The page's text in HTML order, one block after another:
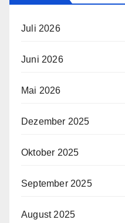
Juli 2026
Juni 2026
Mai 2026
Dezember 2025
Oktober 2025
September 2025
August 2025